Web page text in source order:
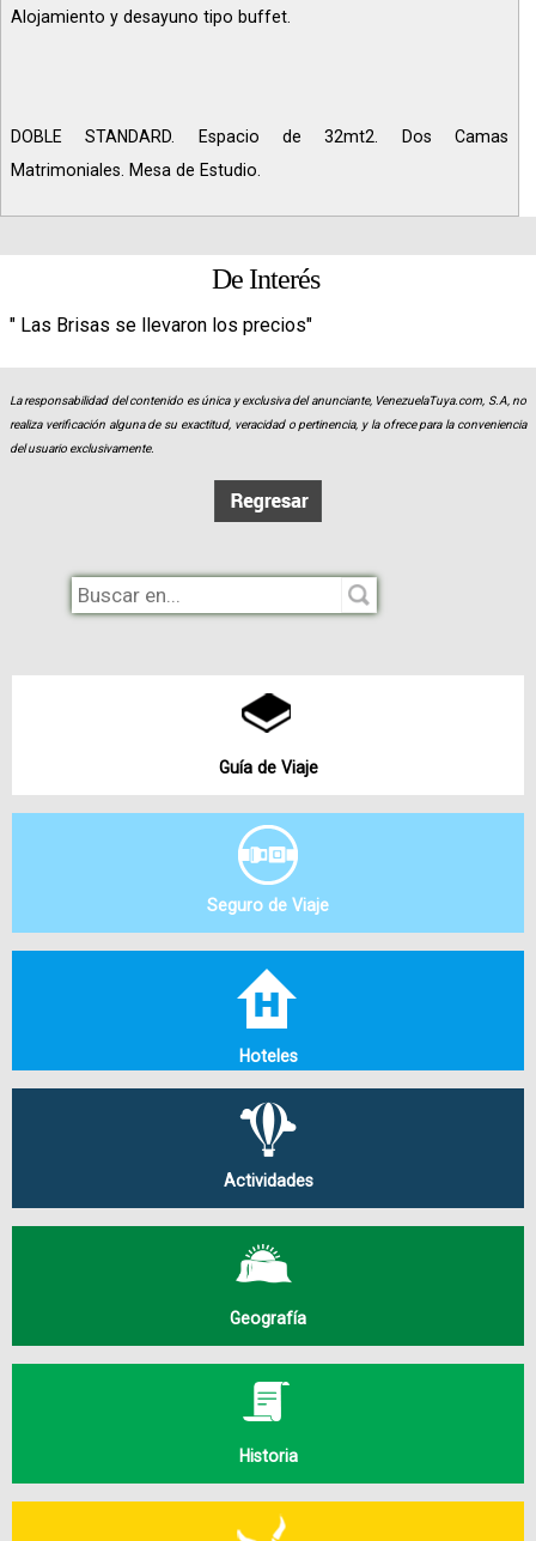
Alojamiento y desayuno tipo buffet.
DOBLE STANDARD. Espacio de 32mt2. Dos Camas
Matrimoniales. Mesa de Estudio.
De Interés
" Las Brisas se llevaron los precios"
La responsabilidad del contenido es única y exclusiva del anunciante, VenezuelaTuya.com, S.A, no
realiza verificación alguna de su exactitud, veracidad o pertinencia, y la ofrece para la conveniencia
del usuario exclusivamente.
Guía de Viaje
Seguro de Viaje
Hoteles
Actividades
Geografía
Historia